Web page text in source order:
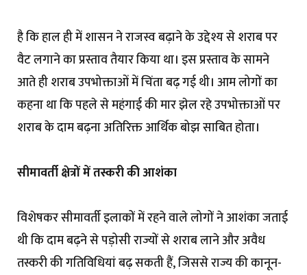
है कि हाल ही में शासन ने राजस्व बढ़ाने के उद्देश्य से शराब पर
वैट लगाने का प्रस्ताव तैयार किया था। इस प्रस्ताव के सामने
आते ही शराब उपभोक्ताओं में चिंता बढ़ गई थी। आम लोगों का
कहना था कि पहले से महंगाई की मार झेल रहे उपभोक्ताओं पर
शराब के दाम बढ़ना अतिरिक्त आर्थिक बोझ साबित होता।
सीमावर्ती क्षेत्रों में तस्करी की आशंका
विशेषकर सीमावर्ती इलाकों में रहने वाले लोगों ने आशंका जताई
थी कि दाम बढ़ने से पड़ोसी राज्यों से शराब लाने और अवैध
तस्करी की गतिविधियां बढ़ सकती हैं, जिससे राज्य की कानून-